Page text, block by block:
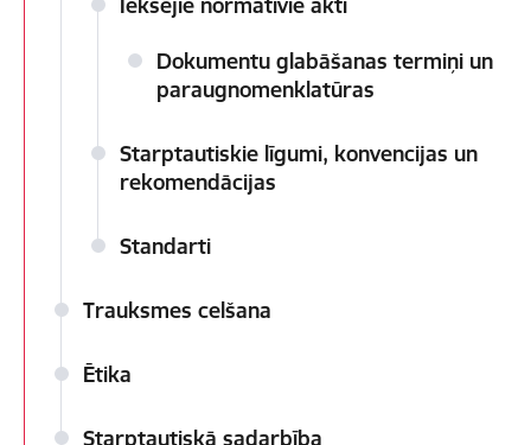
Dokumentu glabāšanas termiņi un
paraugnomenklatūras
Starptautiskie līgumi, konvencijas un
rekomendācijas
Standarti
Trauksmes celšana
Ētika
Starptautiskā sadarbība